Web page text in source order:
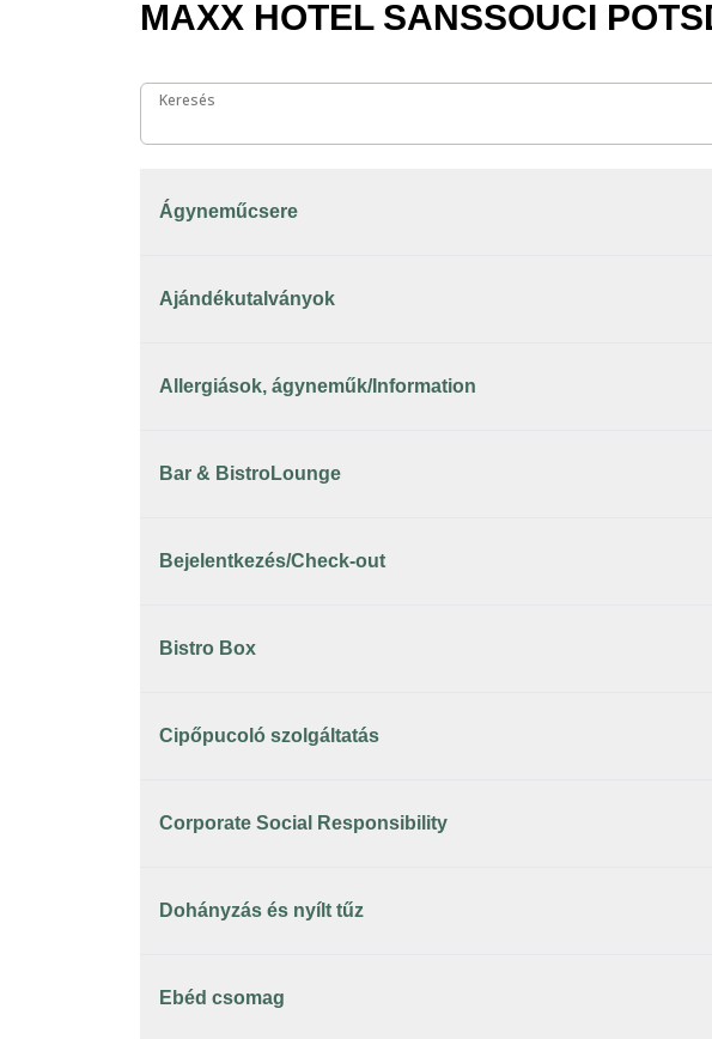
MAXX HOTEL SANSSOUCI
Keresés
Keresés
Ágyneműcsere
Ajándékutalványok
Allergiások, ágyneműk/Information
Bar & BistroLounge
Bejelentkezés/Check-out
Bistro Box
Cipőpucoló szolgáltatás
Corporate Social Responsibility
Dohányzás és nyílt tűz
Ebéd csomag